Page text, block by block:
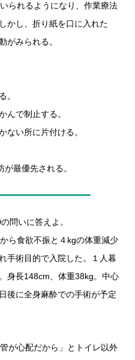
られるようになり、作業療法
かし、折り紙を口に入れた
がみられる。
。
んで制止する。
ない所に片付ける。
最優先される。
問いに答えよ。
ら食欲不振と４kgの体重減少
手術目的で入院した。１人暮
身長148cm、体重38kg。中心
後に全身麻酔での手術が予定
が心配だから」とトイレ以外